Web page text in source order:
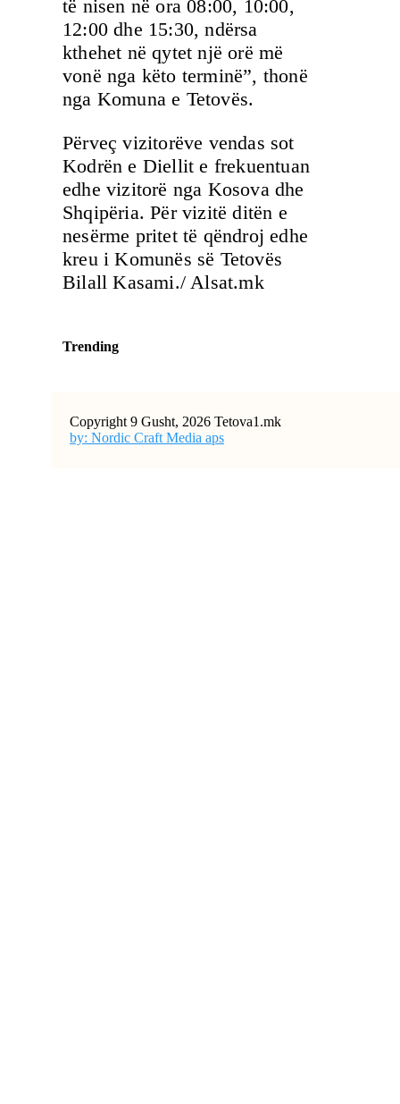
të nisen në ora 08:00, 10:00,
12:00 dhe 15:30, ndërsa
kthehet në qytet një orë më
vonë nga këto terminë”, thonë
nga Komuna e Tetovës.
Përveç vizitorëve vendas sot
Kodrën e Diellit e frekuentuan
edhe vizitorë nga Kosova dhe
Shqipëria. Për vizitë ditën e
nesërme pritet të qëndroj edhe
kreu i Komunës së Tetovës
Bilall Kasami./ Alsat.mk
Trending
Copyright 9 Gusht, 2026 Tetova1.mk
by: Nordic Craft Media aps